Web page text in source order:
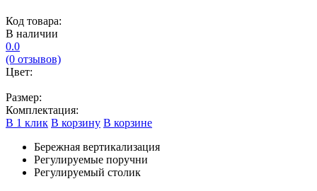
Код товара:
В наличии
0.0
(0 отзывов)
Цвет:
Размер:
Комплектация:
В 1 клик В корзину В корзине
Бережная вертикализация
Регулируемые поручни
Регулируемый столик